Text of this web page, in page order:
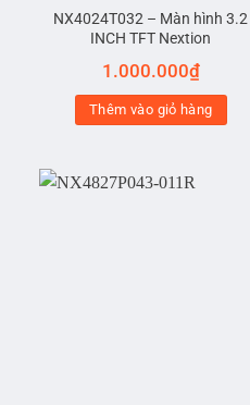
NX4024T032 – Màn hình 3.2
INCH TFT Nextion
1.000.000₫
Thêm vào giỏ hàng